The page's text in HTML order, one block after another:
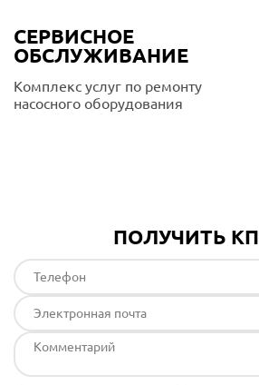
СЕРВИСНОЕ
ОБСЛУЖИВАНИЕ
Комплекс услуг по ремонту
насосного оборудования
ПОЛУЧИТЬ КП